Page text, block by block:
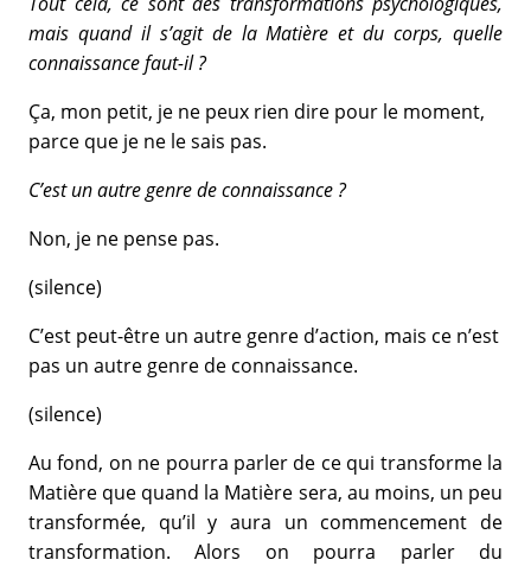
mais quand il s’agit de la Matière et du corps, quelle
connaissance faut-il ?
Ça, mon petit, je ne peux rien dire pour le moment,
parce que je ne le sais pas.
C’est un autre genre de connaissance ?
Non, je ne pense pas.
(silence)
C’est peut-être un autre genre d’action, mais ce n’est
pas un autre genre de connaissance.
(silence)
Au fond, on ne pourra parler de ce qui transforme la
Matière que quand la Matière sera, au moins, un peu
transformée, qu’il y aura un commencement de
transformation. Alors on pourra parler du